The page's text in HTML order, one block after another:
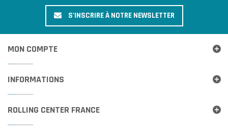
S'INSCRIRE À NOTRE NEWSLETTER
MON COMPTE
INFORMATIONS
ROLLING CENTER FRANCE